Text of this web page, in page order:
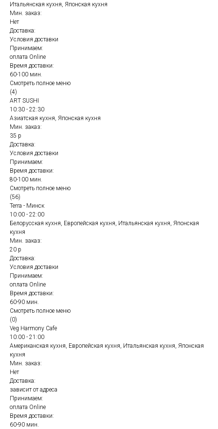
Итальянская кухня, Японская кухня
Мин. заказ:
Нет
Доставка:
Условия доставки
Принимаем:
оплата Online
Время доставки:
60-100 мин.
Смотреть полное меню
(4)
ART SUSHI
10:30 - 22:30
Азиатская кухня, Японская кухня
Мин. заказ:
35 р
Доставка:
Условия доставки
Принимаем:
Время доставки:
80-100 мин.
Смотреть полное меню
(56)
Terra - Минск
10:00 - 22:00
Белорусская кухня, Европейская кухня, Итальянская кухня, Японская
кухня
Мин. заказ:
20 р
Доставка:
Условия доставки
Принимаем:
оплата Online
Время доставки:
60-90 мин.
Смотреть полное меню
(0)
Veg Harmony Cafe
10:00 - 21:00
Американская кухня, Европейская кухня, Итальянская кухня, Японская
кухня
Мин. заказ:
Нет
Доставка:
зависит от адреса
Принимаем:
оплата Online
Время доставки:
60-90 мин.